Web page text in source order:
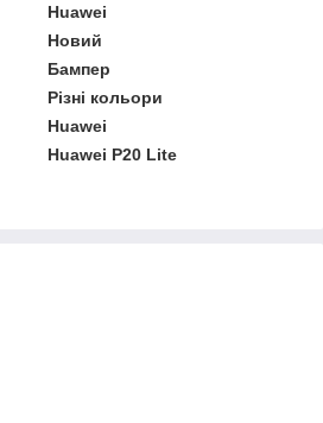
Huawei
Новий
Бампер
Різні кольори
Huawei
Huawei P20 Lite